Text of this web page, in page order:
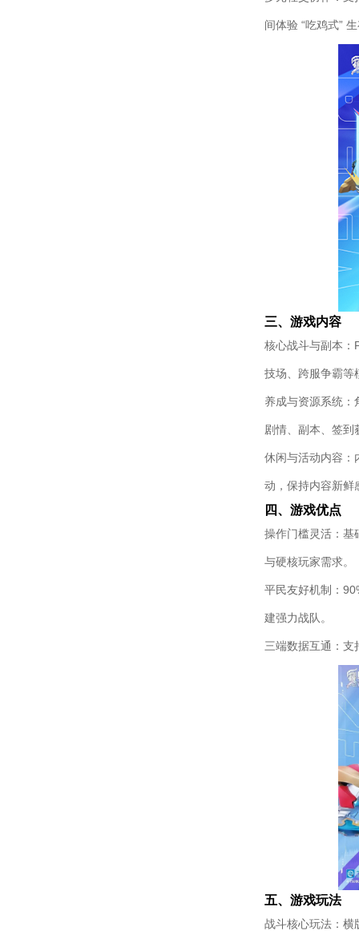
间体验 “吃鸡式”
三、游戏内容​
核心战斗与副本：
技场、跨服争霸等
养成与资源系统：
剧情、副本、签到
休闲与活动内容：
动，保持内容新鲜
四、游戏优点​
操作门槛灵活：基
与硬核玩家需求。​
平民友好机制：
建强力战队。​
三端数据互通：支
五、游戏玩法​
战斗核心玩法：横